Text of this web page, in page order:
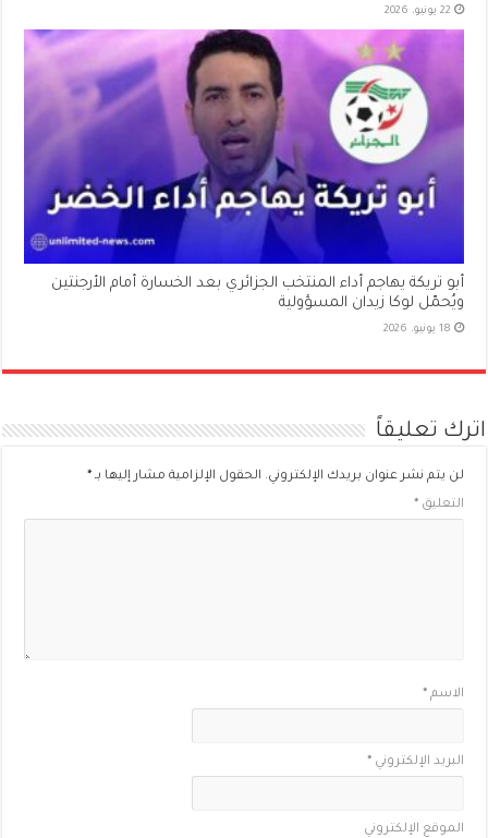
22 يونيو، 2026
أبو تريكة يهاجم أداء المنتخب الجزائري بعد الخسارة أمام الأرجنتين
ويُحمّل لوكا زيدان المسؤولية
18 يونيو، 2026
اترك تعليقاً
لن يتم نشر عنوان بريدك الإلكتروني. الحقول الإلزامية مشار إليها بـ*
التعليق*
الاسم*
البريد الإلكتروني*
الموقع الإلكتروني